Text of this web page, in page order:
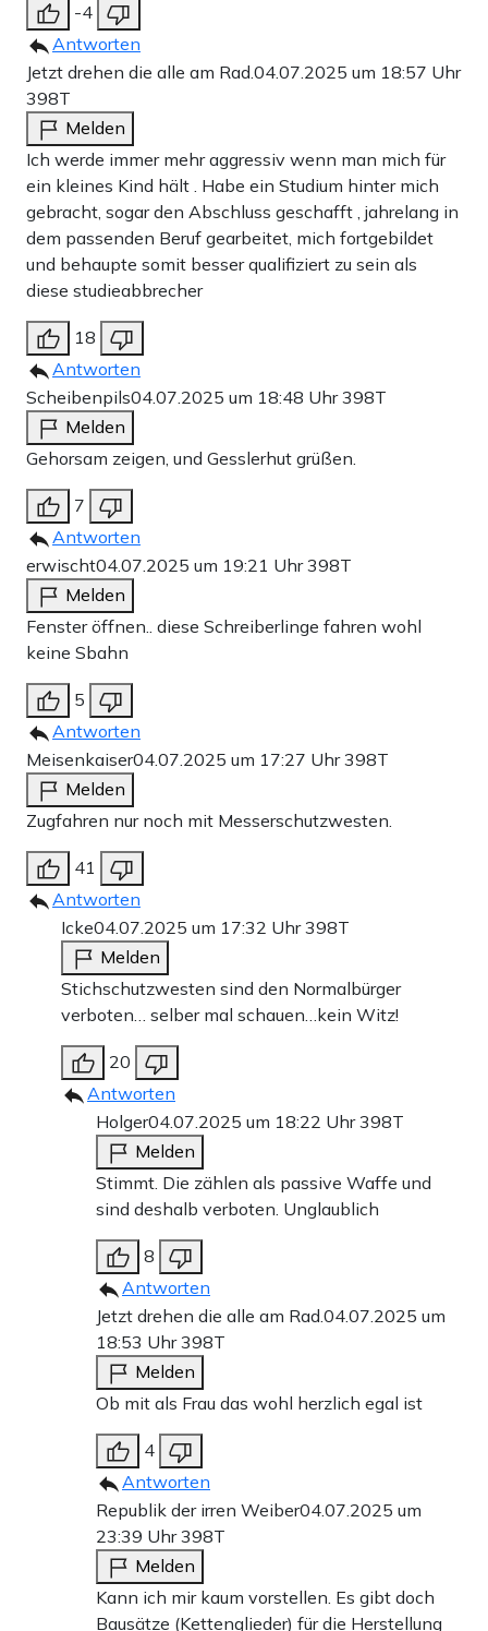
-4
Antworten
Jetzt drehen die alle am Rad.04.07.2025 um 18:57 Uhr
398T
Melden
Ich werde immer mehr aggressiv wenn man mich für
ein kleines Kind hält . Habe ein Studium hinter mich
gebracht, sogar den Abschluss geschafft , jahrelang in
dem passenden Beruf gearbeitet, mich fortgebildet
und behaupte somit besser qualifiziert zu sein als
diese studieabbrecher
18
Antworten
Scheibenpils04.07.2025 um 18:48 Uhr398T
Melden
Gehorsam zeigen, und Gesslerhut grüßen.
7
Antworten
erwischt04.07.2025 um 19:21 Uhr398T
Melden
Fenster öffnen.. diese Schreiberlinge fahren wohl
keine Sbahn
5
Antworten
Meisenkaiser04.07.2025 um 17:27 Uhr398T
Melden
Zugfahren nur noch mit Messerschutzwesten.
41
Antworten
Icke04.07.2025 um 17:32 Uhr398T
Melden
Stichschutzwesten sind den Normalbürger
verboten… selber mal schauen…kein Witz!
20
Antworten
Holger04.07.2025 um 18:22 Uhr398T
Melden
Stimmt. Die zählen als passive Waffe und
sind deshalb verboten. Unglaublich
8
Antworten
Jetzt drehen die alle am Rad.04.07.2025 um
18:53 Uhr398T
Melden
Ob mit als Frau das wohl herzlich egal ist
4
Antworten
Republik der irren Weiber04.07.2025 um
23:39 Uhr398T
Melden
Kann ich mir kaum vorstellen. Es gibt doch
Bausätze (Kettenglieder) für die Herstellung